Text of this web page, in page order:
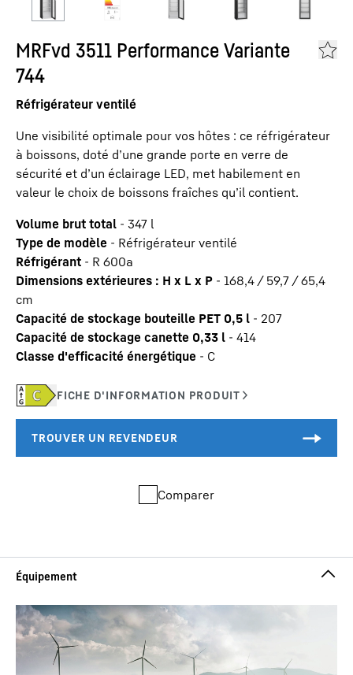
MRFvd 3511 Performance Variante
744
Réfrigérateur ventilé
Une visibilité optimale pour vos hôtes : ce réfrigérateur
à boissons, doté d’une grande porte en verre de
sécurité et d’un éclairage LED, met habilement en
valeur le choix de boissons fraîches qu’il contient.
Volume brut total - 347 l
Type de modèle - Réfrigérateur ventilé
Réfrigérant - R 600a
Dimensions extérieures : H x L x P - 168,4 / 59,7 / 65,4
cm
Capacité de stockage bouteille PET 0,5 l - 207
Capacité de stockage canette 0,33 l - 414
Classe d'efficacité énergétique - C
Comparer